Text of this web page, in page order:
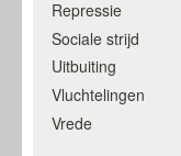
Repressie
Sociale strijd
Uitbuiting
Vluchtelingen
Vrede